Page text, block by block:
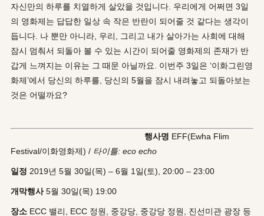
자신만의 하루를 치열하게 살았을 것입니다. 우리에게 어쩌면 3일
의 영화제는 답답한 일상 속 작은 반란이 되어줄 것 같다는 생각이
듭니다. 나 뿐만 아니라, 우리, 그리고 내가 살아가는 사회에 대해
잠시 멈춰서 되돌아 볼 수 있는 시간이 되어줄 영화제의 존재가 반
갑게 느껴지는 이유는 그 때문 아닐까요. 이번주 3일은 ‘이화그린영
화제’에서 당신의 하루를, 당신의 5월을 잠시 내려놓고 되돌아보는
것은 어떨까요?
행사명 EFF(Ewha Flim
Festival/이화영화제) / 타이틀: eco echo
일정 2019년 5월 30일(목) – 6월 1일(토), 20:00 – 23:00
개막행사5월 30일(목) 19:00
장소 ECC 밸리, ECC 정원, 중강당, 중강당 정원, 진선미관 광장 등